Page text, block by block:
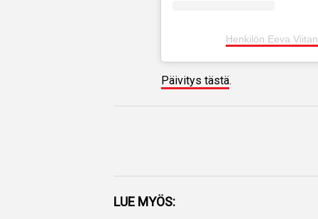
Henkilön Eeva
Päivitys tästä.
Facebook
LUE MYÖS: